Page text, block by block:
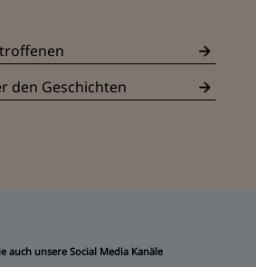
den Geschichten
auch unsere Social Media Kanäle